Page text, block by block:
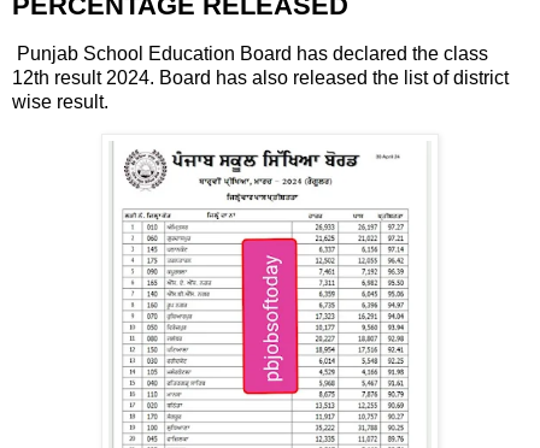
Punjab School Education Board has declared the class
12th result 2024. Board has also released the list of district
wise result.